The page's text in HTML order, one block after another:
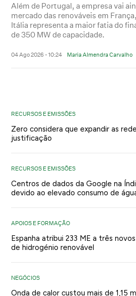
Além de Portugal, a empresa vai
mercado das renováveis em
Itália representa a maior fatia do
de 350 MW de capacidade.
04 Ago 2026 - 10:24 Maria Almendra Carvalho
RECURSOS E EMISSÕES
Zero considera que expandir as
justificação
RECURSOS E EMISSÕES
Centros de dados da Google na
devido ao elevado consumo de
APOIOS E FORMAÇÃO
Espanha atribui 233 ME a três
de hidrogénio renovável
NEGÓCIOS
Onda de calor custou mais de 1,15